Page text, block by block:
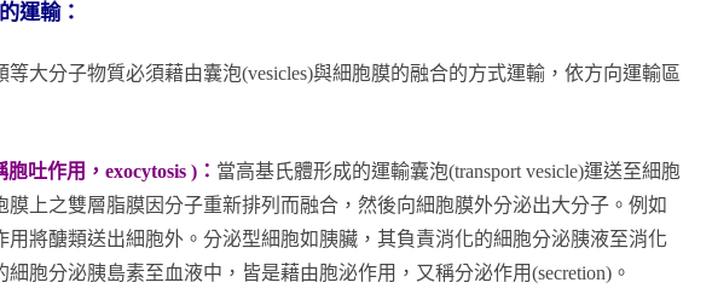
運輸：
等大分子物質必須藉由囊泡(vesicles)與細胞膜的融合的方式運輸，依方向運輸區
吐作用，exocytosis )： 當高基氏體形成的運輸囊泡(transport vesicle)運送至細胞
膜上之雙層脂膜因分子重新排列而融合，然後向細胞膜外分泌出大分子。例如
用將醣類送出細胞外。分泌型細胞如胰臟，其負責消化的細胞分泌胰液至消化
細胞分泌胰島素至血液中，皆是藉由胞泌作用，又稱分泌作用(secretion)。